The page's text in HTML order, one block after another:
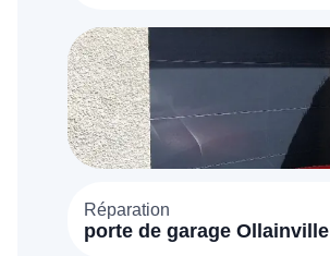
Réparation
porte de garage Ollainville